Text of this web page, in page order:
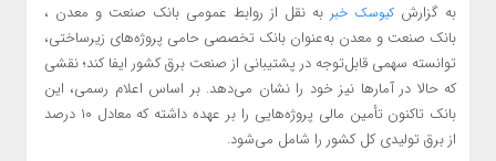
به گزارش کیوسک خبر به نقل از روابط عمومی بانک صنعت و معدن ،
بانک صنعت و معدن به‌عنوان بانک تخصصی حامی پروژه‌های زیرساختی،
توانسته سهمی قابل‌توجه در پشتیبانی از صنعت برق کشور ایفا کند؛ نقشی
که حالا در آمارها نیز خود را نشان می‌دهد. بر اساس اعلام رسمی، این
بانک تاکنون تأمین مالی پروژه‌هایی را بر عهده داشته که معادل ۱۰ درصد
از برق تولیدی کل کشور را شامل می‌شود.